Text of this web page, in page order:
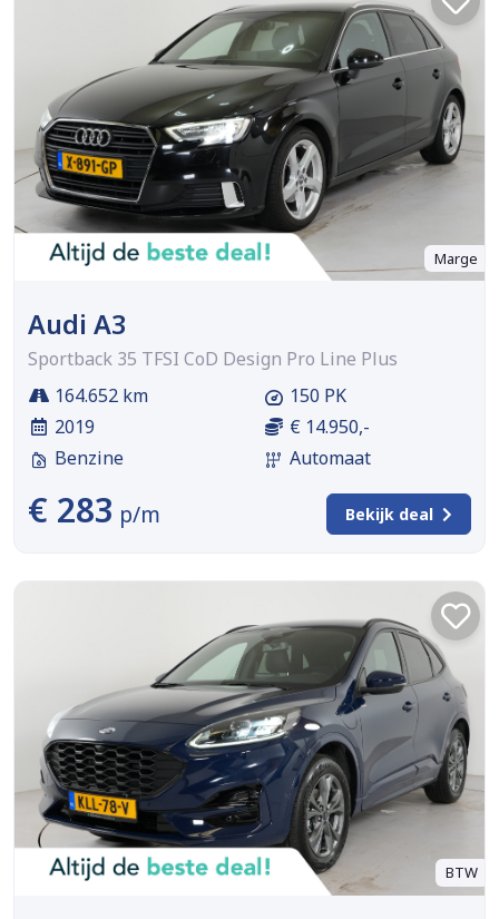
Marge
Audi A3
Sportback 35 TFSI CoD Design Pro Line Plus
164.652 km
2019
Benzine
150 PK
€ 14.950,-
Automaat
€ 283 p/m Bekijk deal
BTW